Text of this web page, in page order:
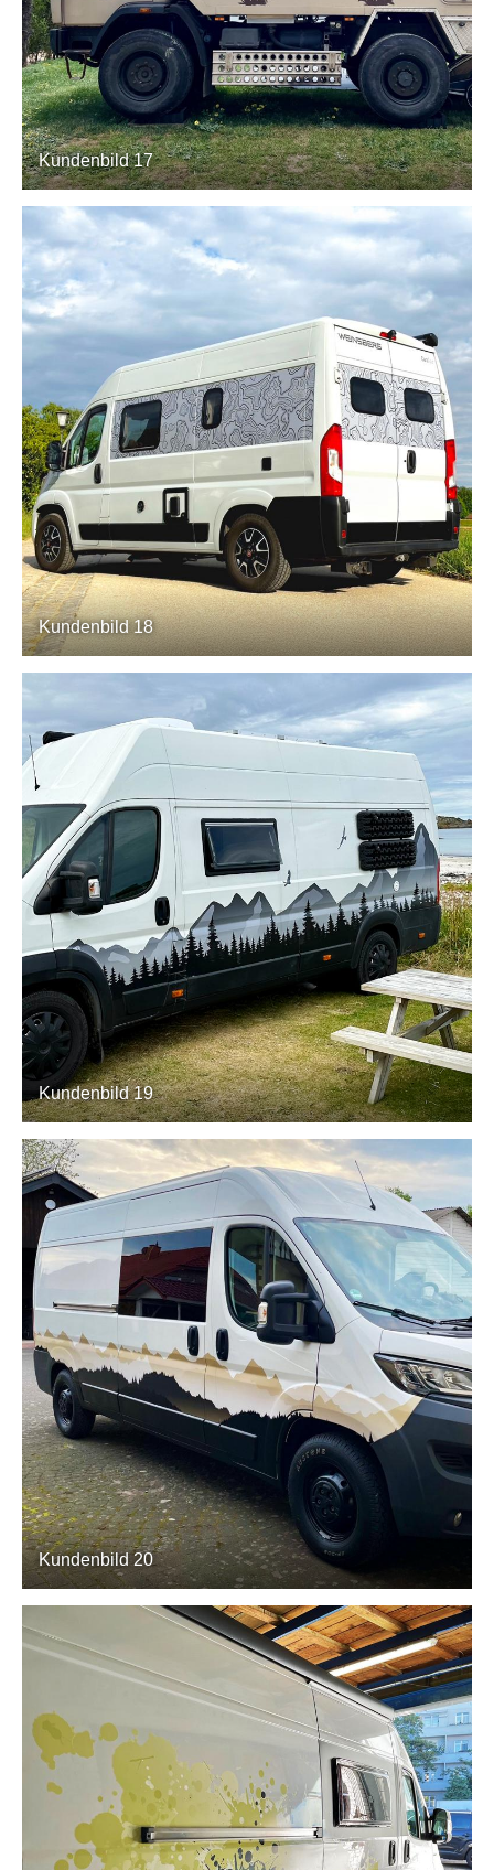
Kundenbild 17
Kundenbild 18
Kundenbild 19
Kundenbild 20